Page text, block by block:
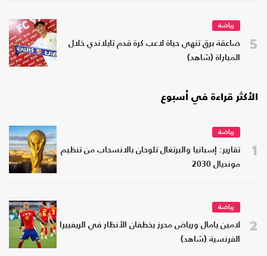
5
رياضة
صاعقة برق تنهي حياة لاعب كرة قدم تايلاندي خلال
المباراة (شاهد)
الأكثر قراءة في أسبوع
1
رياضة
تقارير: إسبانيا والبرتغال تلوحان بالانسحاب من تنظيم
مونديال 2030
2
رياضة
لامين يامال ورياض محرز يخطفان الأنظار في الريفييرا
الفرنسية (شاهد)